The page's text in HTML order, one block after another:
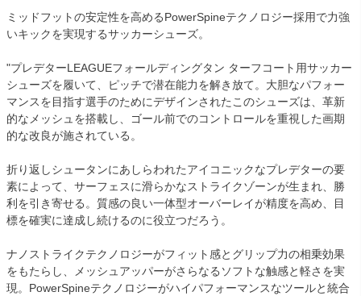
ミッドフットの安定性を高めるPowerSpineテクノロジー採用で力強
いキックを実現するサッカーシューズ。
"プレデターLEAGUEフォールディングタン ターフコート用サッカー
シューズを履いて、ピッチで潜在能力を解き放て。大胆なパフォー
マンスを目指す選手のためにデザインされたこのシューズは、革新
的なメッシュを搭載し、ゴール前でのコントロールを重視した画期
的な改良が施されている。
折り返しシュータンにあしらわれたアイコニックなプレデターの要
素によって、サーフェスに滑らかなストライクゾーンが生まれ、勝
利を引き寄せる。質感の良い一体型オーバーレイが精度を高め、目
標を確実に達成し続けるのに役立つだろう。
ナノストライクテクノロジーがフィット感とグリップ力の相乗効果
をもたらし、メッシュアッパーがさらなるソフトな触感と軽さを実
現。PowerSpineテクノロジーがハイパフォーマンスなツールと統合